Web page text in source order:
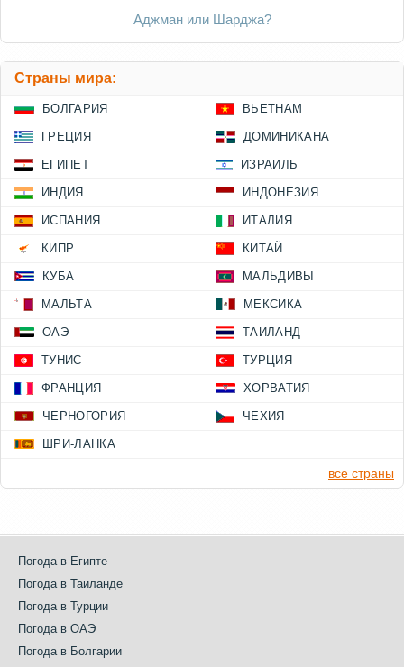
Аджман или Шарджа?
Страны мира:
БОЛГАРИЯ ВЬЕТНАМ
ГРЕЦИЯ ДОМИНИКАНА
ЕГИПЕТ ИЗРАИЛЬ
ИНДИЯ ИНДОНЕЗИЯ
ИСПАНИЯ ИТАЛИЯ
КИПР КИТАЙ
КУБА МАЛЬДИВЫ
МАЛЬТА МЕКСИКА
ОАЭ ТАИЛАНД
ТУНИС ТУРЦИЯ
ФРАНЦИЯ ХОРВАТИЯ
ЧЕРНОГОРИЯ ЧЕХИЯ
ШРИ-ЛАНКА
все страны
Погода в Египте
Погода в Таиланде
Погода в Турции
Погода в ОАЭ
Погода в Болгарии